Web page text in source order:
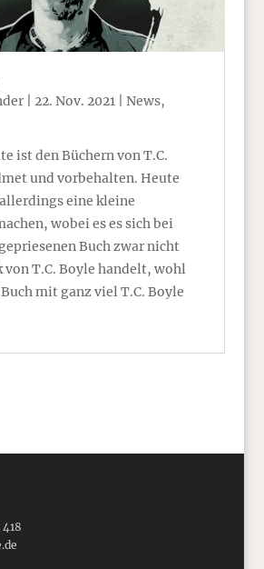
| 22. Nov. 2021 News,
ist den Büchern von T.C.
und vorbehalten. Heute
eine kleine
wobei es es sich bei
Buch zwar nicht
von T.C. Boyle handelt, wohl
mit ganz viel T.C. Boyle